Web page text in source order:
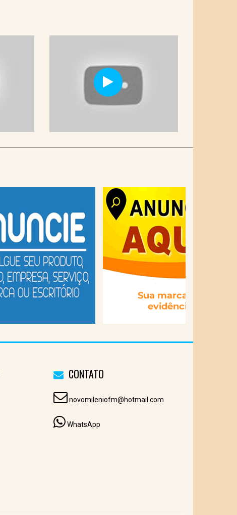
CONTATO
novomileniofm@hotmail.com
WhatsApp